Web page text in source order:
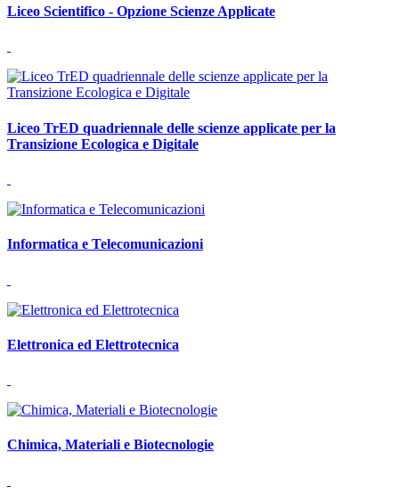
Liceo Scientifico - Opzione Scienze Applicate
Liceo TrED quadriennale delle scienze applicate per la
Transizione Ecologica e Digitale
Informatica e Telecomunicazioni
Elettronica ed Elettrotecnica
Chimica, Materiali e Biotecnologie